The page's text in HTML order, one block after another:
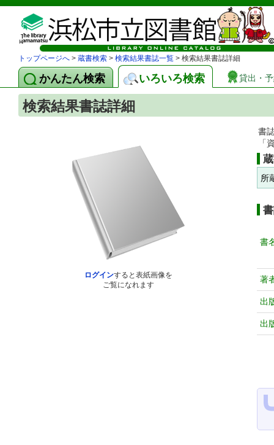
トップページへ > 蔵書検索 > 検索結果書誌一覧 > 検索結果書誌詳細
かんたん検索 いろいろ検索 貸出・
検索結果書誌詳細
ログインすると表紙画像を
ご覧になれます
書
「
所
書
著
出
出